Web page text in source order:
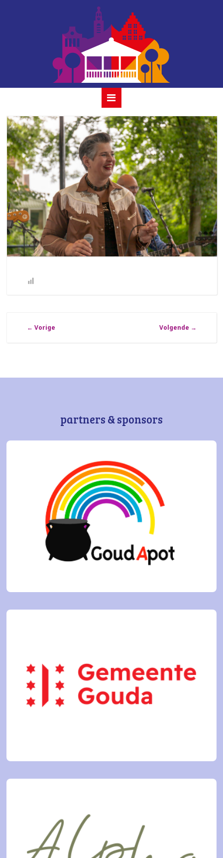
windfall-23-juli-
2023-06
← Vorige Volgende →
partners & sponsors